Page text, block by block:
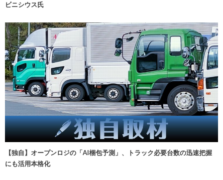
ビニシウス氏
【独自】オープンロジの「AI梱包予測」、トラック必要台数の迅速把握
にも活用本格化